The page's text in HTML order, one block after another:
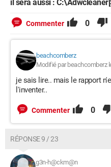
il sera aussi :
Commenter 0
beachcomberz
Modifié par beachcomberz
je sais lire.. mais le rapport
l'inventer..
Commenter 0
RÉPONSE 9 / 23
g3n-h@ckm@n